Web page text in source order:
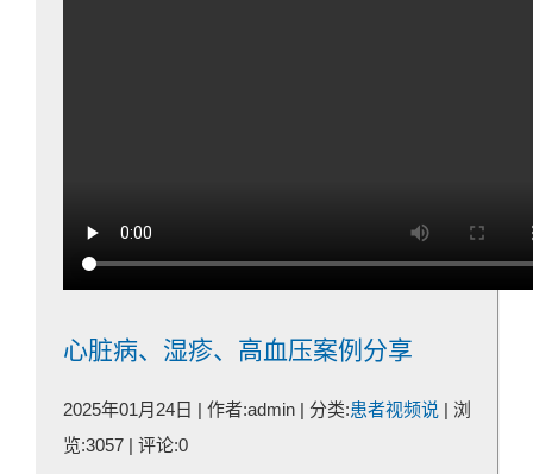
心脏病、湿疹、高血压案例分享
2025年01月24日 | 作者:admin | 分类:患者视频说| 浏
览:3057 | 评论:0